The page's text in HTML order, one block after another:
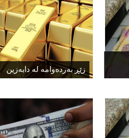
زێڕ بەردەوامە لە دابەزین